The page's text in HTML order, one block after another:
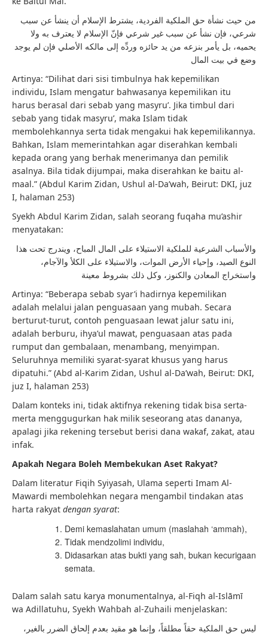
من حيث نشأة حق الملكية الفردية، يشترط الإسلام أن ينشأ عن سبب
شرعي، فإن نشأ عن سبب غير شرعي فإنّ الإسلام لا يعترف به ولا
يحميه، بل يأمر بنزعه من يد حائزه وردِّه إلى مالكه الأصلي فإن لم يوجد
وضع في بيت المال
Artinya: “Dilihat dari sisi timbulnya hak kepemilikan
individu, Islam mengatur bahwasanya kepemilikan itu
harus berasal dari sebab yang masyru’. Jika timbul dari
sebab yang tidak masyru’, maka Islam tidak
membolehkannya serta tidak mengakui hak kepemilikannya.
Bahkan, Islam memerintahkan agar diserahkan kembali
kepada orang yang berhak menerimanya dan pemilik
asalnya. Bila tidak dijumpai, maka diserahkan ke baitu al-
maal.” (Abdul Karim Zidan, Ushul al-Da’wah, Beirut: DKI, juz
I, halaman 253)
Syekh Abdul Karim Zidan, salah seorang fuqaha mu’ashir
menyatakan:
والأسباب الشرعية للملكية الاستيلاء على المال المباح، ويندرج تحت هذا
النوع الصيد، وإحياء الأرض الموات، والاستيلاء على الكلأ والآجام،
واستخراج المعادن والكنوز، وكل ذلك بشروط معينة
Artinya: “Beberapa sebab syar’i hadirnya kepemilikan
adalah melalui jalan penguasaan yang mubah. Secara
berturut-turut, contoh penguasaan lewat jalur satu ini,
adalah berburu, ihya’ul mawat, penguasaan atas pada
rumput dan gembalaan, menambang, menyimpan.
Seluruhnya memiliki syarat-syarat khusus yang harus
dipatuhi.” (Abd al-Karim Zidan, Ushul al-Da’wah, Beirut: DKI,
juz I, halaman 253)
Dalam konteks ini, tidak aktifnya rekening tidak bisa serta-
merta menggugurkan hak milik seseorang atas dananya,
apalagi jika rekening tersebut berisi dana wakaf, zakat, atau
infak.
Apakah Negara Boleh Membekukan Aset Rakyat?
Dalam literatur Fiqih Syiyasah, Ulama seperti Imam Al-
Mawardi membolehkan negara mengambil tindakan atas
harta rakyat dengan syarat:
Demi kemaslahatan umum (maslahah ‘ammah),
Tidak mendzolimi individu,
Didasarkan atas bukti yang sah, bukan kecurigaan
semata.
Dalam salah satu karya monumentalnya, al-Fiqh al-Islāmī
wa Adillatuhu, Syekh Wahbah al-Zuhaili menjelaskan:
ليس حق الملكية حقاً مطلقاً، وإنما هو مقيد بعدم إلحاق الضرر بالغير،